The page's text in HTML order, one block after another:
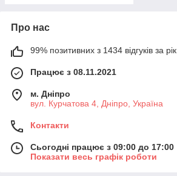
Про нас
99% позитивних з 1434 відгуків за рік
Працює з 08.11.2021
м. Дніпро
вул. Курчатова 4, Дніпро, Україна
Контакти
Сьогодні працює з 09:00 до 17:00
Показати весь графік роботи